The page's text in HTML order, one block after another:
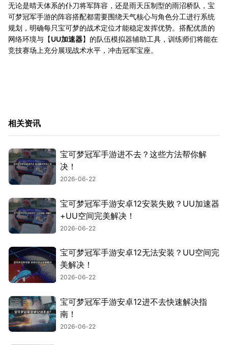
无论是晴天体系的仆刀将军阵容，还是雨天压制型的雨沼桥队，宝
可梦冠军手游的阵容搭配都需要围绕天气核心与角色分工进行系统
规划，明确每只宝可梦的战术定位才能稳定发挥优势。搭配优质的
网络环境与【UU加速器】的队伍模拟器辅助工具，训练师们将能在
竞技赛场上充分展现战术水平，冲击冠军宝座。
相关资讯
宝可梦冠军手游进不去？这些方法帮你解
决！
2026-06-22
宝可梦冠军手游安卓12安装失败？UU加速器
+UU空间完美解决！
2026-06-22
宝可梦冠军手游安卓12无法安装？UU空间完
美解决！
2026-06-22
宝可梦冠军手游安卓12进不去快速解决指
南！
2026-06-22